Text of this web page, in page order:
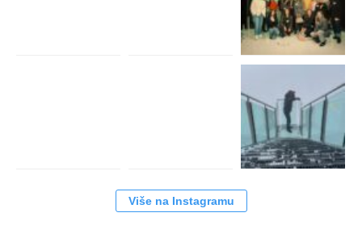
Više na Instagramu